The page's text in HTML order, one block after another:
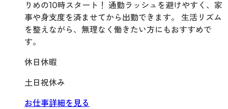
りめの10時スタート！ 通勤ラッシュを避けやすく、家
事や身支度を済ませてから出勤できます。 生活リズム
を整えながら、無理なく働きたい方にもおすすめで
す。
休日休暇
土日祝休み
お仕事詳細を見る